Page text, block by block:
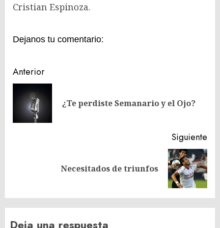
Cristian Espinoza.
Dejanos tu comentario:
Navegación
de
entradas
Anterior
¿Te perdiste Semanario y el Ojo?
Siguiente
Necesitados de triunfos
Deja una respuesta